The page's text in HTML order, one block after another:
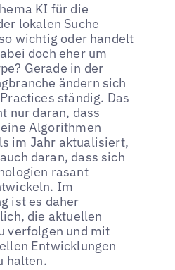
KI für die
lokalen Suche
wichtig oder handelt
doch eher um
Gerade in der
ändern sich
ständig. Das
nur daran, dass
Algorithmen
im Jahr aktualisiert,
daran, dass sich
rasant
Im
ist es daher
die aktuellen
verfolgen und mit
Entwicklungen
halten.